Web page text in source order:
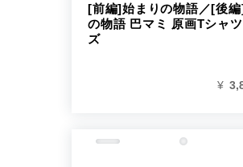
[前編]始まりの物語／[後
の物語 巴マミ 原画Tシャ
ズ
¥